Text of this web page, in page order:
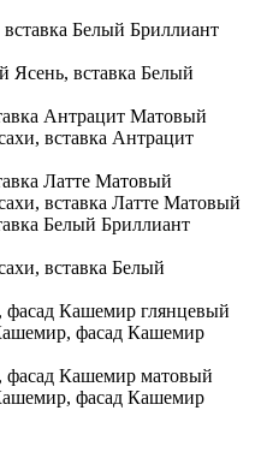
Ясень, вставка Белый
вставка Антрацит
вставка Латте Матовый
вставка Белый
фасад Кашемир
фасад Кашемир